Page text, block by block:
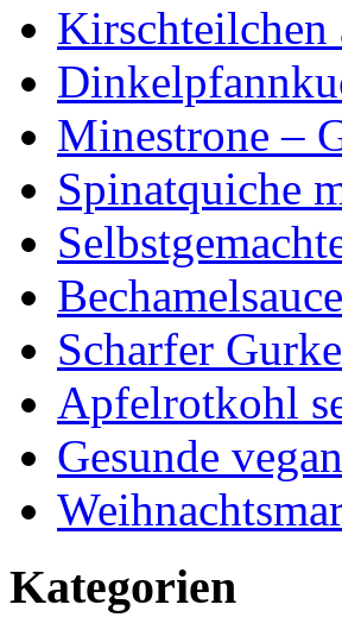
Kirschteilchen
Minestrone –
Spinatquiche
Scharfer
Apfelrotkohl
Gesunde
Kategorien